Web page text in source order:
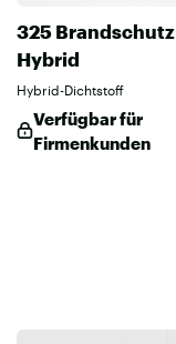
325 Brandschutz
Hybrid
Hybrid-Dichtstoff
Verfügbar für
Firmenkunden